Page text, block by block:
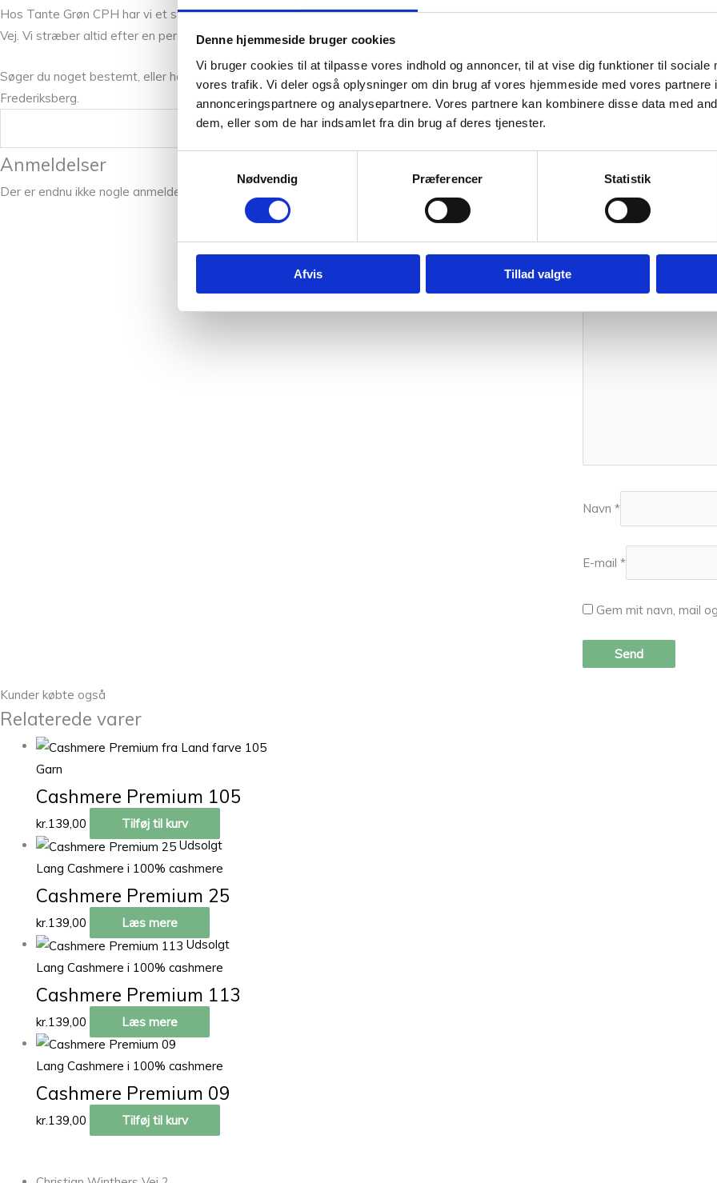
Denne hjemmeside bruger cookies
Vi bruger cookies til at tilpasse vores indhold og annoncer, til at vise dig funktioner til sociale
vores trafik. Vi deler også oplysninger om din brug af vores hjemmeside med vores partnere
annonceringspartnere og analysepartnere. Vores partnere kan kombinere disse data med
dem, eller som de har indsamlet fra din brug af deres tjenester.
Nødvendig
Præferencer Statistik
Afvis Tillad valgte
Hos Tante Grøn CPH har vi et stort udvalg af garner i mange skønne farver. Så hvis du vil have syn for sagen og mærke garnet
Vej. Vi stræber altid efter en personlig og nøje vejledning så du er på sikker vej med dine fremtidige strikkeeventyr.
Søger du noget bestemt, eller har du spørgsmål, er du mere end kontakte os. Du kan ringe til os på +45 31382404, skrive en mail
Frederiksberg.
Vægt
0,025 kg
Anmeldelser
Der er endnu ikke nogle anmeldelser.
Vær den
Navn *
E-mail *
Gem mit navn, mail
Kunder købte også
Relaterede varer
Garn
Cashmere Premium 105
kr.139,00
Tilføj til kurv
Udsolgt
Lang Cashmere i 100% cashmere
Cashmere Premium 25
kr.139,00
Læs mere
Udsolgt
Lang Cashmere i 100% cashmere
Cashmere Premium 113
kr. 139,00 Læs mere
Lang Cashmere i 100% cashmere
Cashmere Premium 09
kr.139,00 Tilføj til kurv